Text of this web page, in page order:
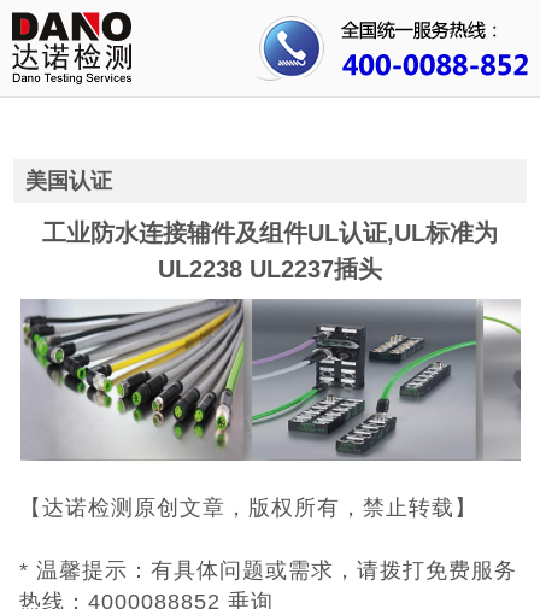
首页
关于我们
公司动态
人才招聘
证书查询
联系我们
CE认证
UKCA认证
美国认证
工业防水连接辅件及组件UL认证,UL标准为
UL2238 UL2237插头
【达诺检测原创文章，版权所有，禁止转载】
* 温馨提示：有具体问题或需求，请拨打免费服务
热线：4000088852 垂询